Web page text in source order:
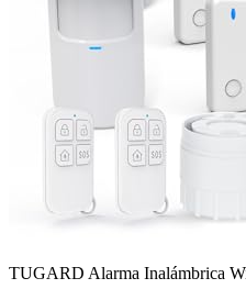
TUGARD Alarma Inalámbrica